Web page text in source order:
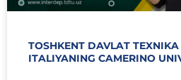
TOSHKENT DAVLAT
ITALIYANING CAMERINO